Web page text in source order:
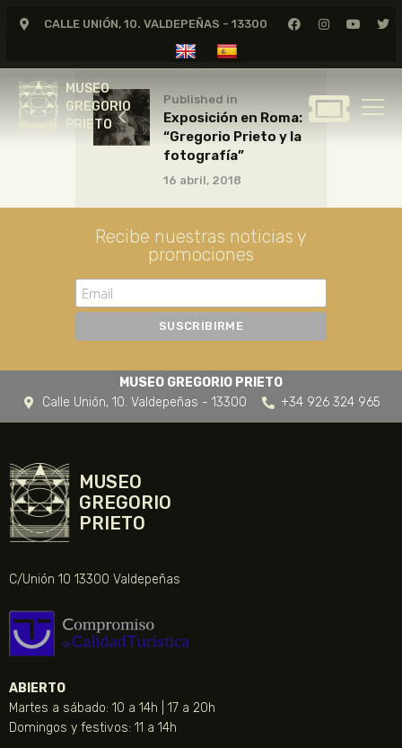
CALLE UNIÓN, 10. VALDEPEÑAS - 13300
MUSEO
GREGORIO
PRIETO
MUSEO
GREGORIO
GREGORIO PRIETO
ARCHIVO
CERTAMEN DE DIBUJO
FUNDACIÓN
TIENDA
NOTICIAS
Published in
Exposición en Roma:
“Gregorio Prieto y la
fotografía”
16 abril, 2018
Recibe nuestras noticias y
promociones
MUSEO GREGORIO PRIETO
Calle Unión, 10. Valdepeñas - 13300
+34 926 324 965
MUSEO
GREGORIO
PRIETO
C/Unión 10 13300 Valdepeñas
ABIERTO
Martes a sábado: 10 a 14h | 17 a 20h
Domingos y festivos: 11 a 14h